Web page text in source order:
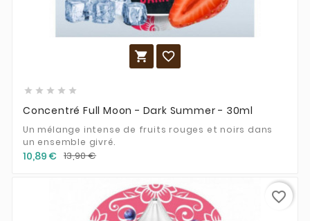
 
    
Concentré Full Moon - Dark Summer - 30ml
Un mélange intense de fruits rouges et noirs dans
un ensemble givré.
10,89 € 13,90 €
favorite_border